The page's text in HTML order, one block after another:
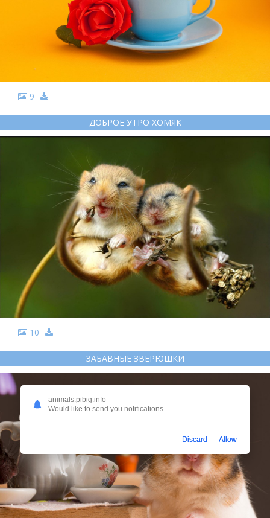
9
ДОБРОЕ УТРО ХОМЯК
10
ЗАБАВНЫЕ ЗВЕРЮШКИ
animals.pibig.info
Would like to send you notifications
Discard Allow